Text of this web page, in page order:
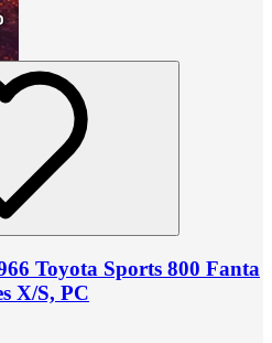
Toyota Sports 800 Fanta
X/S, PC